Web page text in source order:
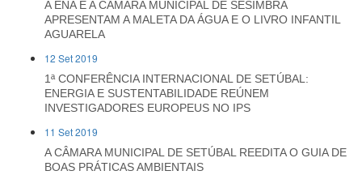
A ENA E A CÂMARA MUNICIPAL DE SESIMBRA
APRESENTAM A MALETA DA ÁGUA E O LIVRO INFANTIL
AGUARELA
12 Set 2019
1ª CONFERÊNCIA INTERNACIONAL DE SETÚBAL:
ENERGIA E SUSTENTABILIDADE REÚNEM
INVESTIGADORES EUROPEUS NO IPS
11 Set 2019
A CÂMARA MUNICIPAL DE SETÚBAL REEDITA O GUIA DE
BOAS PRÁTICAS AMBIENTAIS